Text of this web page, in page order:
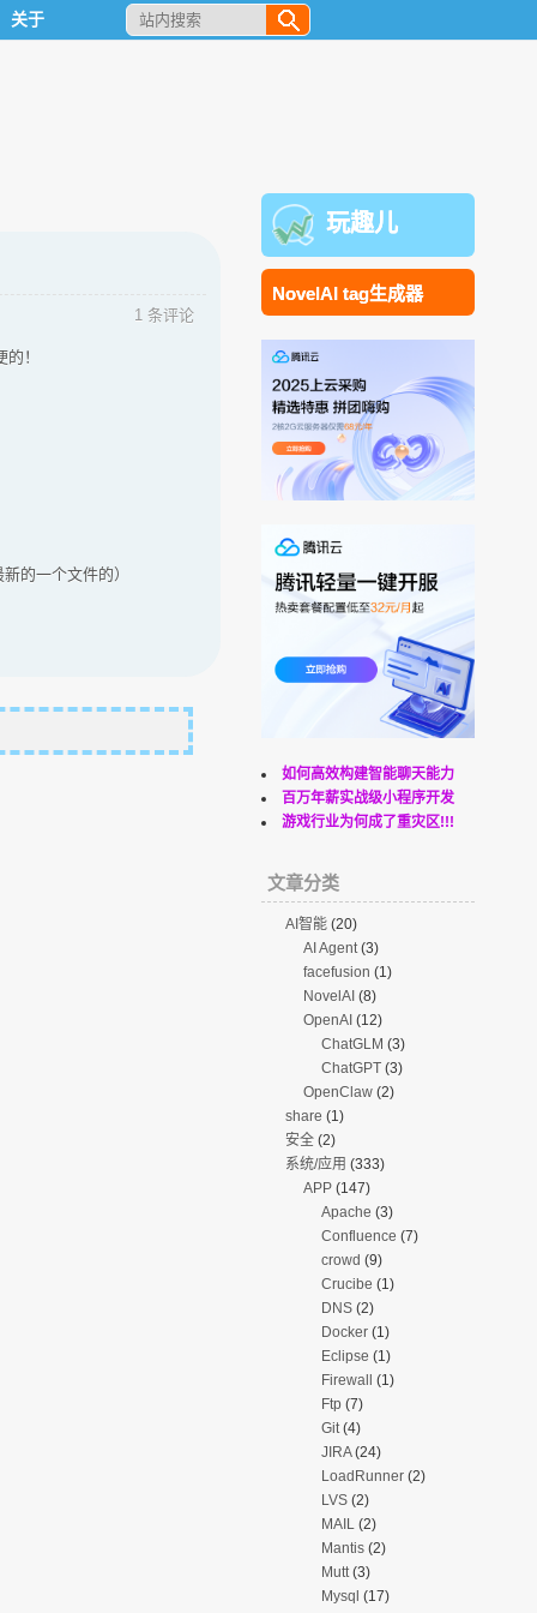
关于
1 条评论
！
的一个文件的）
玩趣儿
NovelAI tag生成器
如何高效构建智能聊天能力
百万年薪实战级小程序开发
游戏行业为何成了重灾区!!!
文章分类
AI智能(20)
AI Agent(3)
facefusion (1)
NovelAI(8)
OpenAI(12)
ChatGLM (3)
ChatGPT(3)
OpenClaw(2)
share (1)
安全(2)
系统/应用 (333)
APP(147)
Apache (3)
Confluence (7)
crowd (9)
Crucibe (1)
DNS(2)
Docker(1)
Eclipse (1)
Firewall (1)
Ftp(7)
Git(4)
JIRA(24)
LoadRunner(2)
LVS(2)
MAIL (2)
Mantis(2)
Mutt(3)
Mysql (17)